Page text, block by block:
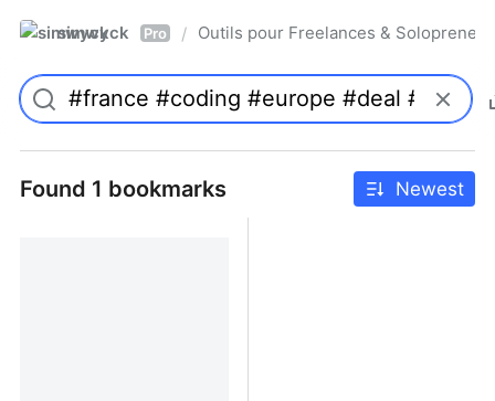
simwyck Pro / Outils pour Freelances &
Found 1 bookmarks Newest